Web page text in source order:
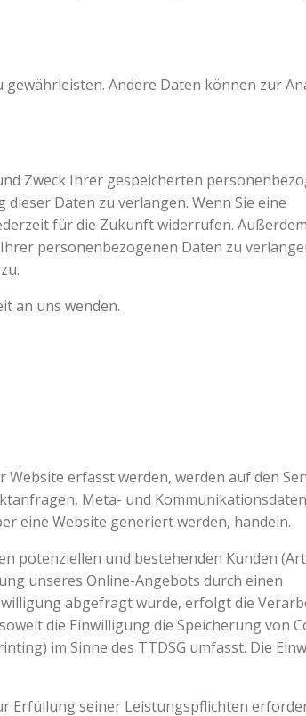
Andere Daten können zur
Zweck Ihrer gespeicherten
Daten zu verlangen. Wenn Sie eine
für die Zukunft widerrufen.
personenbezogenen Daten zu
an uns wenden.
erfasst werden, werden auf den
Meta- und
eine Website generiert werden, handeln.
und bestehenden Kunden (Art.
unseres Online-Angebots durch einen
abgefragt wurde, erfolgt die
die Einwilligung die Speicherung von
im Sinne des TTDSG umfasst. Die
Erfüllung seiner Leistungspflichten